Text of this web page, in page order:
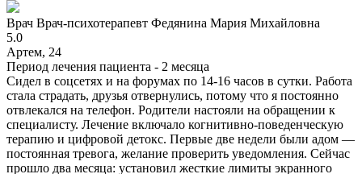
Врач Врач-психотерапевт Федянина Мария Михайловна
5.0
Артем, 24
Период лечения пациента - 2 месяца
Сидел в соцсетях и на форумах по 14-16 часов в сутки. Работа
стала страдать, друзья отвернулись, потому что я постоянно
отвлекался на телефон. Родители настояли на обращении к
специалисту. Лечение включало когнитивно-поведенческую
терапию и цифровой детокс. Первые две недели были адом —
постоянная тревога, желание проверить уведомления. Сейчас
прошло два месяца: установил жесткие лимиты экранного